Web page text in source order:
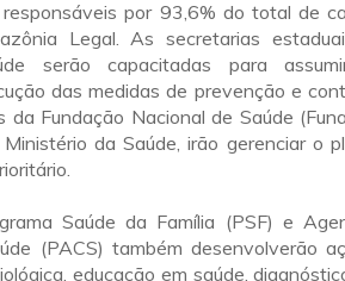
por 93,6% do total de
Legal. As secretarias
serão capacitadas para
das medidas de prevenção e
da Fundação Nacional de Saúde
da Saúde, irão gerenciar o
Saúde da Família (PSF) e
(PACS) também desenvolverão
educação em saúde,